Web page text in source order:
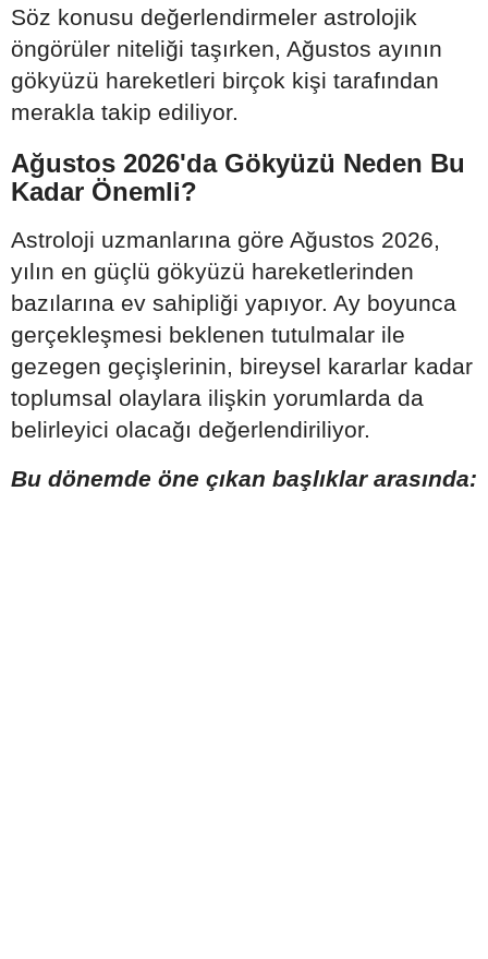
Söz konusu değerlendirmeler astrolojik
öngörüler niteliği taşırken, Ağustos ayının
gökyüzü hareketleri birçok kişi tarafından
merakla takip ediliyor.
Ağustos 2026'da Gökyüzü Neden Bu
Kadar Önemli?
Astroloji uzmanlarına göre Ağustos 2026,
yılın en güçlü gökyüzü hareketlerinden
bazılarına ev sahipliği yapıyor. Ay boyunca
gerçekleşmesi beklenen tutulmalar ile
gezegen geçişlerinin, bireysel kararlar kadar
toplumsal olaylara ilişkin yorumlarda da
belirleyici olacağı değerlendiriliyor.
Bu dönemde öne çıkan başlıklar arasında: